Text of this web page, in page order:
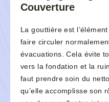
Couverture
La gouttière est
faire circuler
évacuations. Cela évite
vers la fondation et la
faut prendre soin du
qu’elle accomplisse son